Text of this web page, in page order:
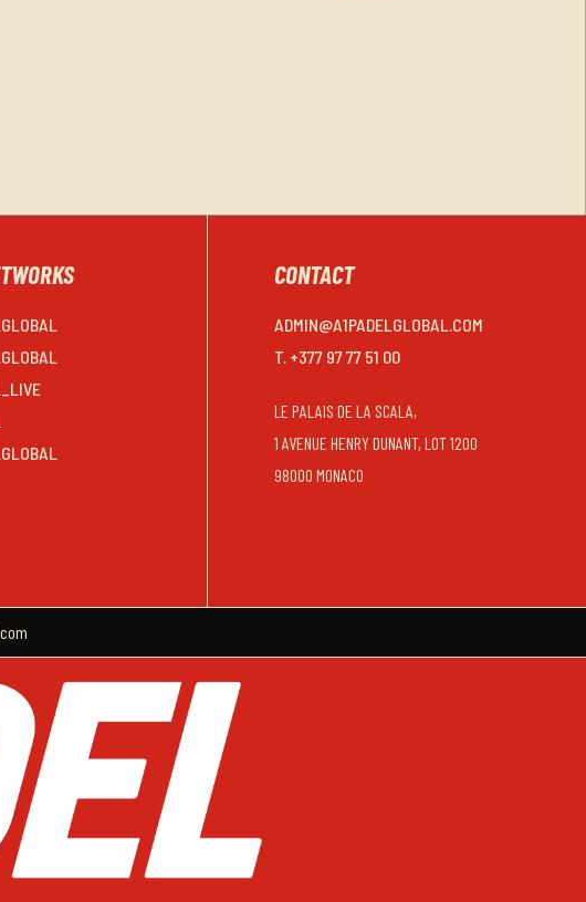
CONTACT
ADMIN@A1PADELGLOBAL.COM
T. +377 97 77 51 00
LE PALAIS DE LA SCALA,
1 AVENUE HENRY DUNANT, LOT 1200
98000 MONACO